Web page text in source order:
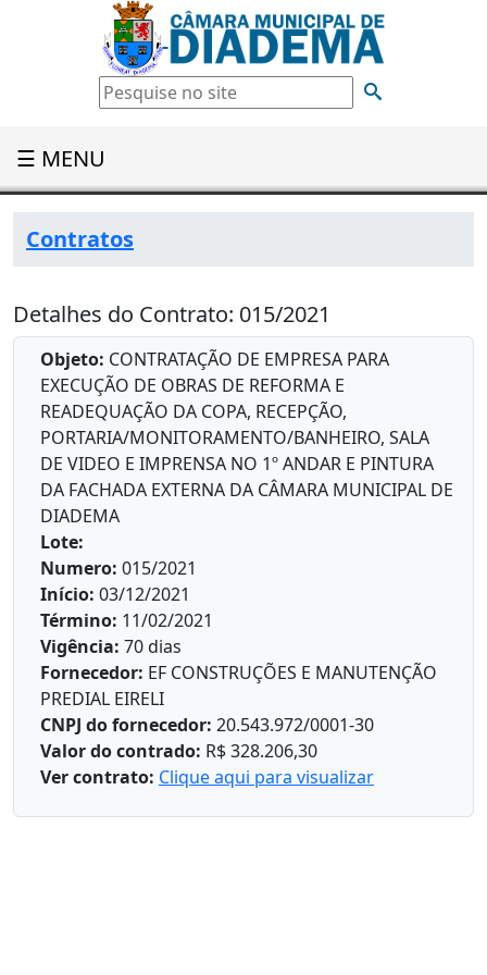
☰ MENU
Contratos
Detalhes do Contrato: 015/2021
Objeto: CONTRATAÇÃO DE EMPRESA PARA
EXECUÇÃO DE OBRAS DE REFORMA E
READEQUAÇÃO DA COPA, RECEPÇÃO,
PORTARIA/MONITORAMENTO/BANHEIRO, SALA
DE VIDEO E IMPRENSA NO 1º ANDAR E PINTURA
DA FACHADA EXTERNA DA CÂMARA MUNICIPAL DE
DIADEMA
Lote:
Numero: 015/2021
Início: 03/12/2021
Término: 11/02/2021
Vigência: 70 dias
Fornecedor: EF CONSTRUÇÕES E MANUTENÇÃO
PREDIAL EIRELI
CNPJ do fornecedor: 20.543.972/0001-30
Valor do contrado: R$ 328.206,30
Ver contrato: Clique aqui para visualizar